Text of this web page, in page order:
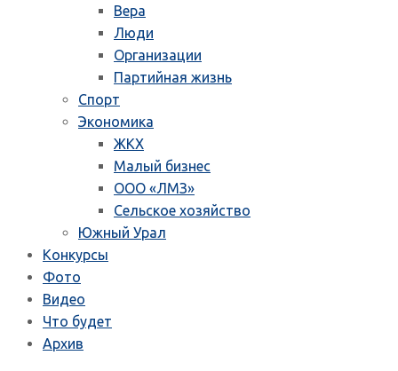
Вера
Люди
Организации
Партийная жизнь
Спорт
Экономика
ЖКХ
Малый бизнес
ООО «ЛМЗ»
Сельское хозяйство
Южный Урал
Конкурсы
Фото
Видео
Что будет
Архив